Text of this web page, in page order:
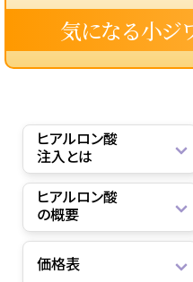
気になる小ジ
ヒアルロン酸
注入とは
ヒアルロン酸
の概要
価格表